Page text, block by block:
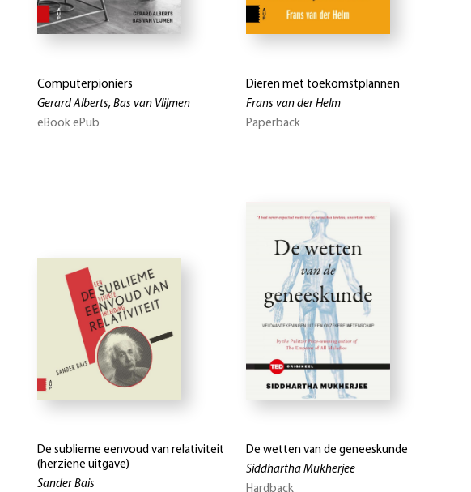
Computerpioniers
Gerard Alberts, Bas van Vlijmen
eBook ePub
Dieren met toekomstplannen
Frans van der Helm
Paperback
De sublieme eenvoud van relativiteit
(herziene uitgave)
Sander Bais
De wetten van de geneeskunde
Siddhartha Mukherjee
Hardback